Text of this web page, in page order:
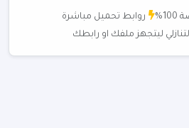
روابط تحميل مباشرة
ليتجهز ملفك او رابطك